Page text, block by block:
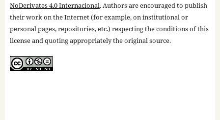
NoDerivates 4.0 Internacional. Authors are encouraged to publish
their work on the Internet (for example, on institutional or
personal pages, repositories, etc.) respecting the conditions of this
license and quoting appropriately the original source.